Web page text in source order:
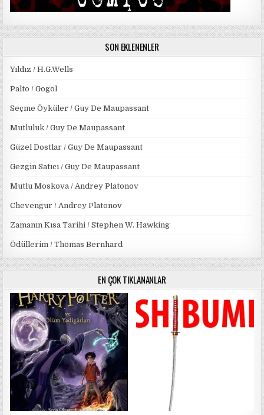
SON EKLENENLER
Yıldız / H.G.Wells
Palto / Gogol
Seçme Öyküler / Guy De Maupassant
Mutluluk / Guy De Maupassant
Güzel Dostlar / Guy De Maupassant
Gezgin Satıcı / Guy De Maupassant
Mutlu Moskova / Andrey Platonov
Chevengur / Andrey Platonov
Zamanın Kısa Tarihi / Stephen W. Hawking
Ödüllerim / Thomas Bernhard
EN ÇOK TIKLANANLAR